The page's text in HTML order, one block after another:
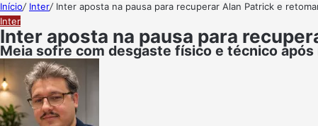
Início/ Inter/ Inter aposta na pausa para recuperar Alan Patrick e
Inter
Inter aposta na pausa para
Meia sofre com desgaste físico e técnico